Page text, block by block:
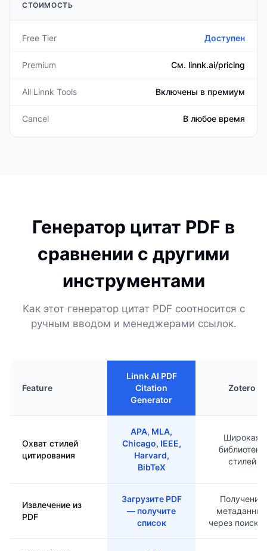
СТОИМОСТЬ
Free Tier Доступен
Premium См. linnk.ai/pricing
All Linnk Tools Включены в премиум
Cancel В любое время
Генератор цитат PDF в
сравнении с другими
инструментами
Как этот генератор цитат PDF соотносится с
ручным вводом и менеджерами ссылок.
Feature
Linnk AI PDF
Citation
Generator
Zotero
Охват стилей
цитирования
APA, MLA,
Chicago, IEEE,
Harvard,
BibTeX
Широкая
библиотека
стилей
Извлечение из
PDF
Загрузите PDF
— получите
список
Получение
метаданных
через поиск